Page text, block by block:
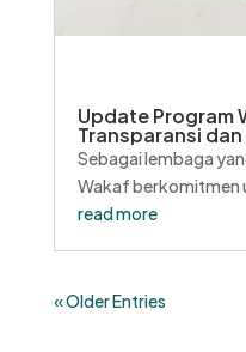
Update Program
Transparansi
Rumah Wakaf
Sebagai lembaga
Wakaf berkomitmen
transparansi dan
memberikan update
read more
« Older Entries